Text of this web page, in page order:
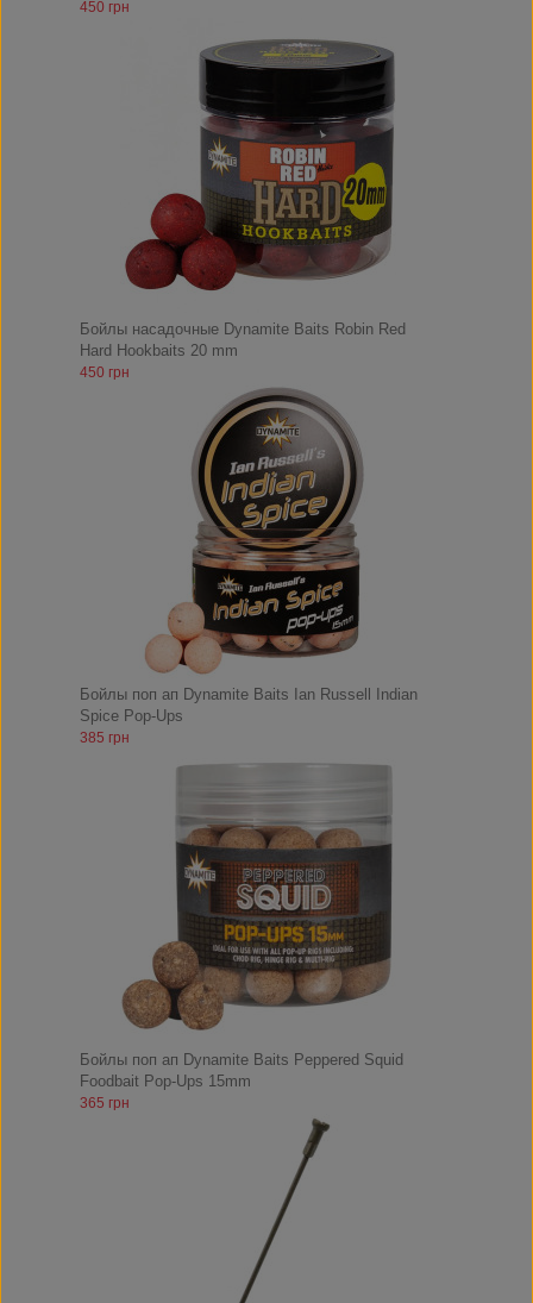
450 грн
Бойлы насадочные Dynamite Baits Robin Red
Hard Hookbaits 20 mm
450 грн
Бойлы поп ап Dynamite Baits Ian Russell Indian
Spice Pop-Ups
385 грн
Бойлы поп ап Dynamite Baits Peppered Squid
Foodbait Pop-Ups 15mm
365 грн